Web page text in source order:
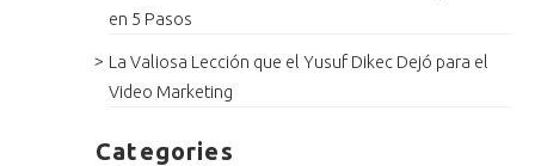
en 5 Pasos
La Valiosa Lección que el Yusuf Dikec Dejó para el
Video Marketing
Categories